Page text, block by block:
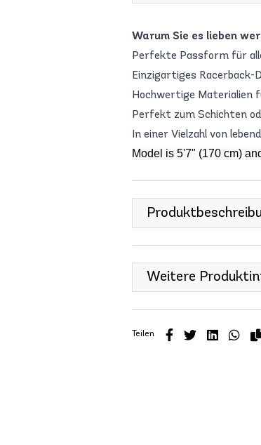
Warum Sie es lieben
Perfekte Passform für
Einzigartiges
Hochwertige Materialien
Perfekt zum Schichten
In einer Vielzahl von
Model is 5'7" (170 cm)
Weitere
Teilen